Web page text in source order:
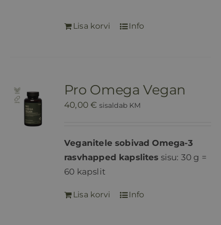
Lisa korvi Info
Pro Omega Vegan
40,00€ sisaldab KM
Veganitele sobivad Omega-3
rasvhapped kapslites sisu: 30 g =
60 kapslit
Lisa korvi Info